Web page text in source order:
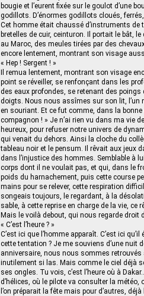
bougie et l’eurent fixée sur le goulot d’une
godillots. D’énormes godillots cloués,
Cet homme était chaussé d’instruments de
bretelles de cuir, ceinturon. Il portait le bât,
au Maroc, des meules tirées par des
encore lentement, montrant son visage
« Hep ! Sergent ! »
Il remua lentement, montrant son visage
point se réveiller, se renfonçant dans les
des eaux profondes, se retenant des
doigts. Nous nous assîmes sur son lit, l’un
en souriant. Et ce fut comme, dans la bonne
compagnon ! » Je n’ai rien vu dans ma vie
heureux, pour refuser notre univers de
qui venait du dehors. Ainsi la cloche du
tableau noir et le pensum. Il rêvait aux jeux
dans l’injustice des hommes. Semblable à
corps dont il ne voulait pas, et qui, dans le
poids du harnachement, puis cette course
mains pour se relever, cette respiration
songeais toujours, le regardant, à la
sable, à cette reprise en charge de la vie, ce
Mais le voilà debout, qui nous regarde droit
« C’est l’heure ? »
C’est ici que l’homme apparaît. C’est ici
cette tentation ? Je me souviens d’une nuit
anniversaire, nous nous sommes retrouvés
inutilement si las. Mais comme le ciel déjà
ses ongles. Tu vois, c’est l’heure où à
d’hélices, où le pilote va consulter la météo,
l’on préparait la fête mais pour d’autres,